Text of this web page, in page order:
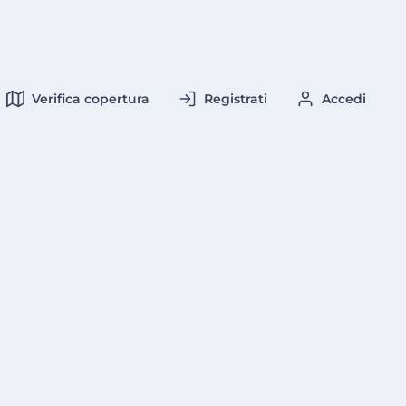
Verifica copertura Registrati Accedi